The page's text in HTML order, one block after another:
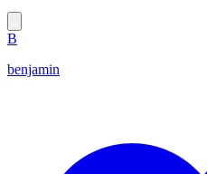
B
benjamin